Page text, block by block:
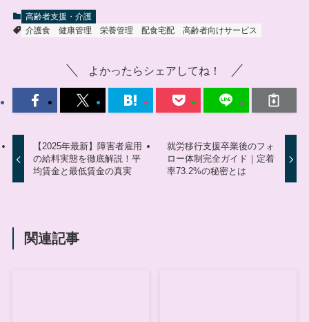
高齢者支援・介護
介護食
健康管理 栄養管理 配食宅配 高齢者向けサービス
よかったらシェアしてね！
【2025年最新】障害者雇用
の給料実態を徹底解説！平
均賃金と最低賃金の真実
就労移行支援卒業後のフォ
ロー体制完全ガイド｜定着
率73.2%の秘密とは
関連記事